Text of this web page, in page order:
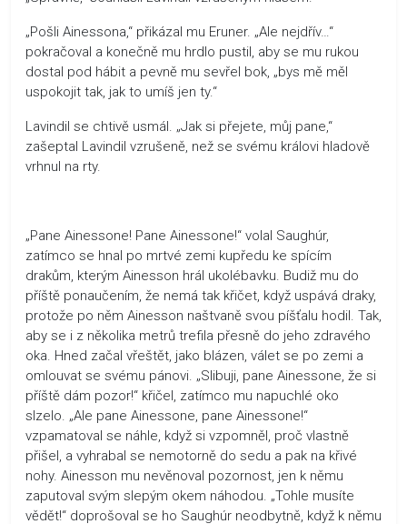
„Pošli Ainessona,“ přikázal mu Eruner. „Ale nejdřív…“
pokračoval a konečně mu hrdlo pustil, aby se mu rukou
dostal pod hábit a pevně mu sevřel bok, „bys mě měl
uspokojit tak, jak to umíš jen ty.“
Lavindil se chtivě usmál. „Jak si přejete, můj pane,“
zašeptal Lavindil vzrušeně, než se svému královi hladově
vrhnul na rty.
„Pane Ainessone! Pane Ainessone!“ volal Saughúr,
zatímco se hnal po mrtvé zemi kupředu ke spícím
drakům, kterým Ainesson hrál ukolébavku. Budiž mu do
příště ponaučením, že nemá tak křičet, když uspává draky,
protože po něm Ainesson naštvaně svou píšťalu hodil. Tak,
aby se i z několika metrů trefila přesně do jeho zdravého
oka. Hned začal vřeštět, jako blázen, válet se po zemi a
omlouvat se svému pánovi. „Slibuji, pane Ainessone, že si
příště dám pozor!“ křičel, zatímco mu napuchlé oko
slzelo. „Ale pane Ainessone, pane Ainessone!“
vzpamatoval se náhle, když si vzpomněl, proč vlastně
přišel, a vyhrabal se nemotorně do sedu a pak na křivé
nohy. Ainesson mu nevěnoval pozornost, jen k němu
zaputoval svým slepým okem náhodou. „Tohle musíte
vědět!“ doprošoval se ho Saughúr neodbytně, když k němu